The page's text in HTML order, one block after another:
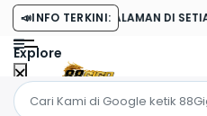
📣INFO TERKINI:DI SETIAP TAHAP
Explore